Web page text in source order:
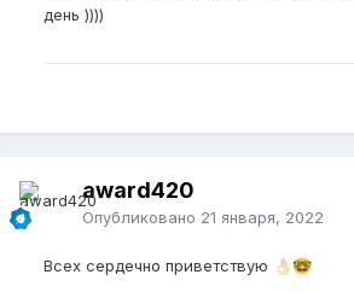
день ))))
award420
Опубликовано 21 января, 2022
Всех сердечно приветствую 👌🏻🤓